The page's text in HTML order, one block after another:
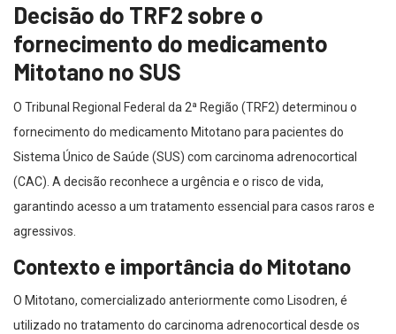
Decisão do TRF2 sobre o
fornecimento do medicamento
Mitotano no SUS
O Tribunal Regional Federal da 2ª Região (TRF2) determinou o
fornecimento do medicamento Mitotano para pacientes do
Sistema Único de Saúde (SUS) com carcinoma adrenocortical
(CAC). A decisão reconhece a urgência e o risco de vida,
garantindo acesso a um tratamento essencial para casos raros e
agressivos.
Contexto e importância do Mitotano
O Mitotano, comercializado anteriormente como Lisodren, é
utilizado no tratamento do carcinoma adrenocortical desde os